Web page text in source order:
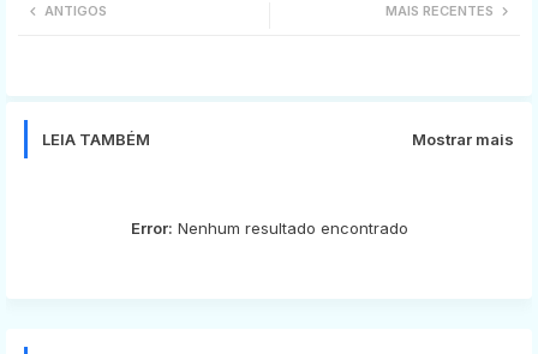
MAIS RECENTES
ANTIGOS
LEIA TAMBÉM Mostrar mais
Error: Nenhum resultado encontrado